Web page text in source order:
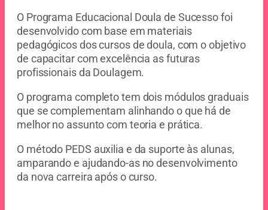
O Programa Educacional Doula de Sucesso foi
desenvolvido com base em materiais
pedagógicos dos cursos de doula, com o objetivo
de capacitar com excelência as futuras
profissionais da Doulagem.
O programa completo tem dois módulos graduais
que se complementam alinhando o que há de
melhor no assunto com teoria e prática.
O método PEDS auxilia e da suporte às alunas,
amparando e ajudando-as no desenvolvimento
da nova carreira após o curso.